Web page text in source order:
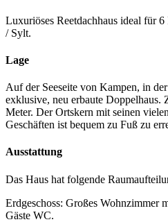
Luxuriöses Reetdachhaus ideal für
/ Sylt.
Lage
Auf der Seeseite von Kampen, in
exklusive, neu erbaute Doppelhaus.
Meter. Der Ortskern mit seinen
Geschäften ist bequem zu Fuß zu
Ausstattung
Das Haus hat folgende
Erdgeschoss: Großes Wohnzimmer
Gäste WC.